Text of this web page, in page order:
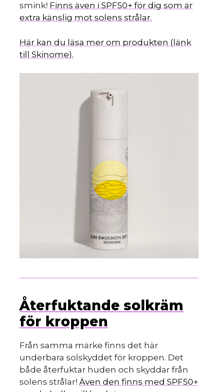
smink! Finns även i SPF50+ för dig som är
extra känslig mot solens strålar.
Här kan du läsa mer om produkten (länk
till Skinome).
Återfuktande solkräm
för kroppen
Från samma märke finns det här
underbara solskyddet för kroppen. Det
både återfuktar huden och skyddar från
solens strålar! Även den finns med SPF50+